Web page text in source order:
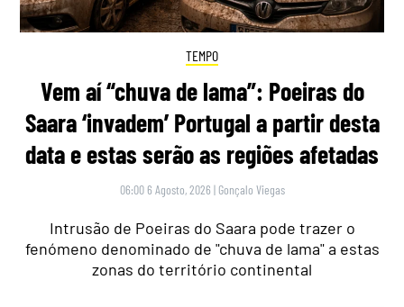
TEMPO
Vem aí “chuva de lama”: Poeiras do
Saara ‘invadem’ Portugal a partir desta
data e estas serão as regiões afetadas
06:00 6 Agosto, 2026 | Gonçalo Viegas
Intrusão de Poeiras do Saara pode trazer o
fenómeno denominado de "chuva de lama" a estas
zonas do território continental